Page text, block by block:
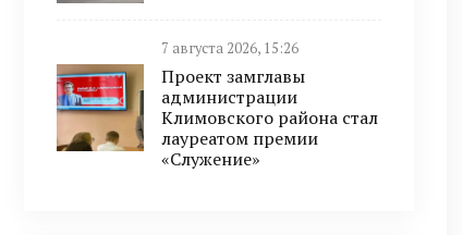
7 августа 2026, 15:26
Проект замглавы
администрации
Климовского района стал
лауреатом премии
«Служение»